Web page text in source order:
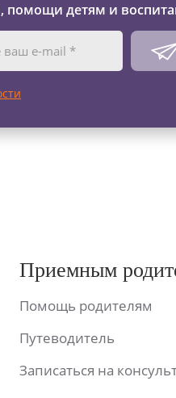
помощи детям и
Приемным
Помощь родителям
Путеводитель
Записаться на